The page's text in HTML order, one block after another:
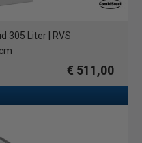
305 Liter | RVS
€ 511,00